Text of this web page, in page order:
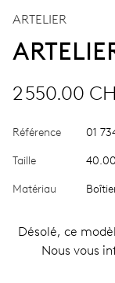
ARTELIER
2 550.00
Référence 01
Taille
Matériau
Désolé, ce
Nous vous